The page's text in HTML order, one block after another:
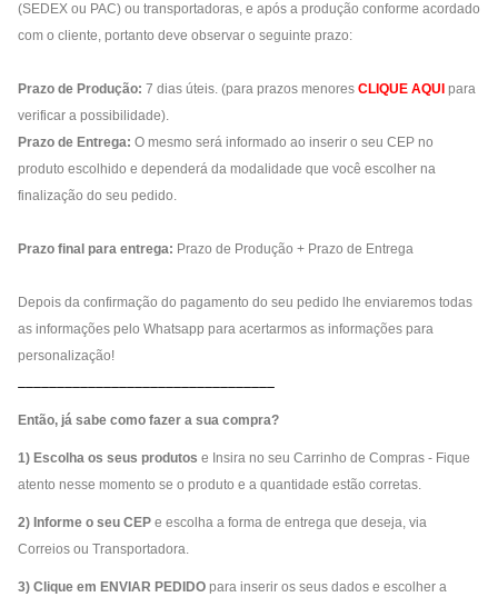
(SEDEX ou PAC) ou transportadoras, e após a produção conforme acordado
com o cliente, portanto deve observar o seguinte prazo:
Prazo de Produção: 7 dias úteis. (para prazos menores CLIQUE AQUI para
verificar a possibilidade).
Prazo de Entrega: O mesmo será informado ao inserir o seu CEP no
produto escolhido e dependerá da modalidade que você escolher na
finalização do seu pedido.
Prazo final para entrega: Prazo de Produção + Prazo de Entrega
Depois da confirmação do pagamento do seu pedido lhe enviaremos todas
as informações pelo Whatsapp para acertarmos as informações para
personalização!
Então, já sabe como fazer a sua compra?
1) Escolha os seus produtos e Insira no seu Carrinho de Compras - Fique
atento nesse momento se o produto e a quantidade estão corretas.
2) Informe o seu CEP e escolha a forma de entrega que deseja, via
Correios ou Transportadora.
3) Clique em ENVIAR PEDIDO para inserir os seus dados e escolher a